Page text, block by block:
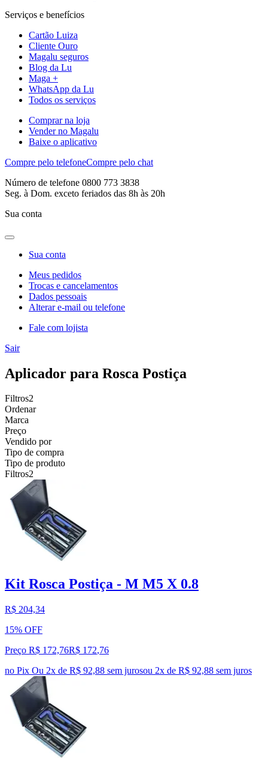
Serviços e benefícios
Cartão Luiza
Cliente Ouro
Magalu seguros
Blog da Lu
Maga +
WhatsApp da Lu
Todos os serviços
Comprar na loja
Vender no Magalu
Baixe o aplicativo
Compre pelo telefoneCompre pelo chat
Número de telefone 0800 773 3838
Seg. à Dom. exceto feriados das 8h às 20h
Sua conta
Sua conta
Meus pedidos
Trocas e cancelamentos
Dados pessoais
Alterar e-mail ou telefone
Fale com lojista
Sair
Aplicador para Rosca Postiça
Filtros2
Ordenar
Marca
Preço
Vendido por
Tipo de compra
Tipo de produto
Filtros2
Kit Rosca Postiça - M M5 X 0.8
R$ 204,34
15% OFF
Preço R$ 172,76R$ 172,76
no Pix Ou 2x de R$ 92,88 sem jurosou 2x de R$ 92,88 sem juros